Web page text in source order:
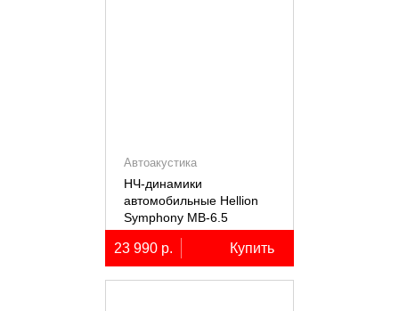
Автоакустика
НЧ-динамики
автомобильные Hellion
Symphony MB-6.5
23 990 р. Купить